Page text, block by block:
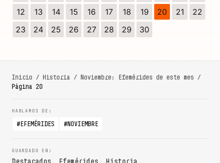
12
13 14 15 16 17 18 19 20 21
22
23
24 25 26 27 28 29 30
Inicio / Historia / Noviembre: Efemérides de este mes /
Página 20
EFEMÉRIDES NOVIEMBRE